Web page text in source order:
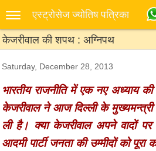
एस्‍ट्रोसेज ज्‍योतिष पत्रिका
केजरीवाल की शपथ : अग्निपथ
Saturday, December 28, 2013
भारतीय राजनीति में एक नए अध्याय
केजरीवाल ने आज दिल्ली के
ली है। क्या केजरीवाल अपने वादों
आदमी पार्टी जनता की उम्मीदों को